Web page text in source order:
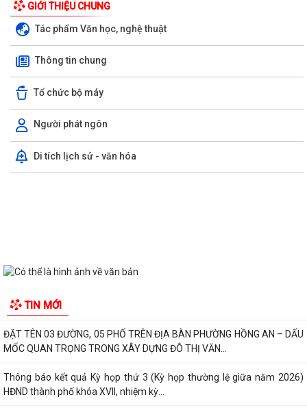
GIỚI THIỆU CHUNG
Tác phẩm Văn học, nghệ thuật
Thông tin chung
Tổ chức bộ máy
Người phát ngôn
Di tích lịch sử - văn hóa
TIN MỚI
kiến đối với các hộ gia đình,...
QUAN ĐIỂM CỐT LÕI CỦA NGHỊ QUYẾT SỐ 80-NQ/TW NGÀY
07/01/2026 VỀ PHÁT TRIỂN VĂN HOÁ VIỆT NAM - XÂY...
PHƯỜNG HỒNG AN TỔ CHỨC SƠ KẾT ĐÁNH GIÁ TÌNH HÌNH TRIỂN KHAI
THỰC HIỆN MÔ HÌNH “TỔ DÂN PHỐ KHÔNG MA...